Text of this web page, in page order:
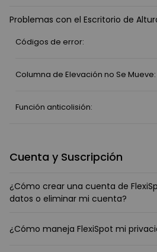
Problemas con el Escritorio de
Códigos de error:
Columna de Elevación no Se Mueve:
Función anticolisión:
Cuenta y Suscripción
¿Cómo crear una cuenta de
datos o eliminar mi cuenta?
¿Cómo maneja FlexiSpot mi